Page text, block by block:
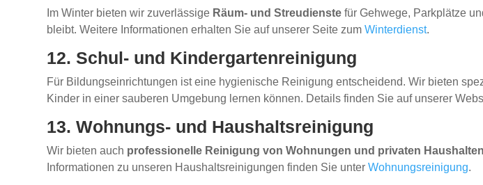
Im Winter bieten wir zuverlässige Räum- und Streudienste für Gehwege, Parkplätze
bleibt. Weitere Informationen erhalten Sie auf unserer Seite zumWinterdienst.
12. Schul- und Kindergartenreinigung
Für Bildungseinrichtungen ist eine hygienische Reinigung entscheidend. Wir bieten
Kinder in einer sauberen Umgebung lernen können. Details finden Sie auf unserer
13. Wohnungs- und Haushaltsreinigung
Wir bieten auch professionelle Reinigung von Wohnungen und privaten Haushalten
Informationen zu unseren Haushaltsreinigungen finden Sie unterWohnungsreinigung.